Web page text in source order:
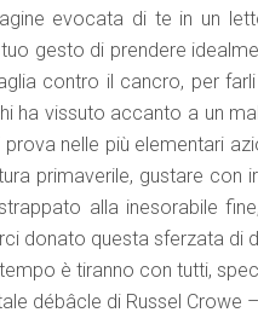
evocata di te in un
gesto di prendere
contro il cancro, per farli
ha vissuto accanto a un
nelle più elementari
primaverile, gustare con
alla inesorabile
donato questa sferzata di
è tiranno con tutti,
débâcle di Russel Crowe